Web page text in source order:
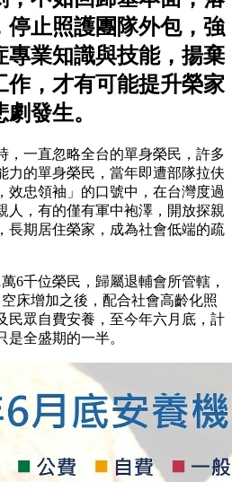
停止照護團隊外包，強
專業知識與技能，揚棄
作，才有可能提升榮家
發生。
，一直忽略全台的單身榮民，許多
力的單身榮民，當年即遭部隊拉伕
效忠領袖」的口號中，在台灣度過
人，有的僅有軍中袍澤，開放探親
長期居住榮家，成為社會低端的疏
6千位榮民，歸屬退輔會所管轄，
床增加之後，配合社會高齡化照
民眾自費安養，至今年六月底，計
是全盛期的一半。